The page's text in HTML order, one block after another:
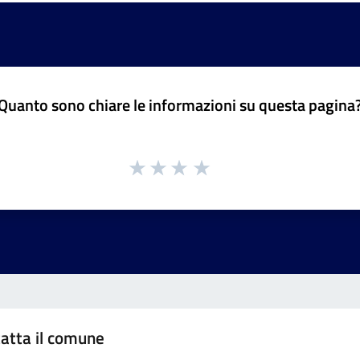
sono chiare le informazioni su questa
il comune